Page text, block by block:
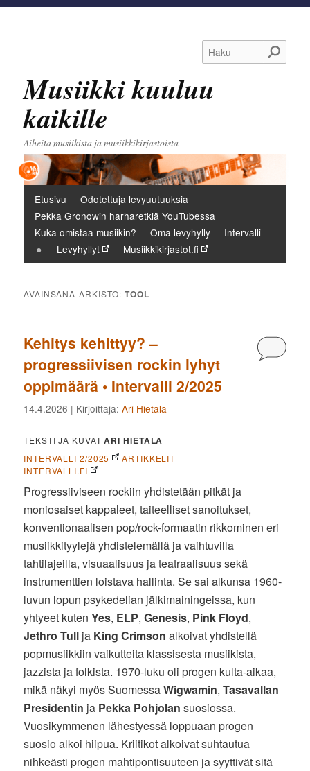
Haku
Musiikki kuuluu
kaikille
Aiheita musiikista ja musiikkikirjastoista
Päävalikko
Etusivu
Odotettuja levyuutuuksia
Pekka Gronowin harharetkiä YouTubessa
Kuka omistaa musiikin?
Oma levyhylly
Intervalli
Levyhyllyt
Musiikkikirjastot.fi
AVAINSANA-ARKISTO:TOOL
Kehitys kehittyy? –
progressiivisen rockin lyhyt
oppimäärä • Intervalli 2/2025
14.4.2026 | Kirjoittaja:Ari Hietala
TEKSTI JA KUVATARI HIETALA
INTERVALLI 2/2025
ARTIKKELIT
INTERVALLI.FI
Progressiiviseen rockiin yhdistetään pitkät ja
moniosaiset kappaleet, taiteelliset sanoitukset,
konventionaalisen pop/rock-formaatin rikkominen eri
musiikkityylejä yhdistelemällä ja vaihtuvilla
tahtilajeilla, visuaalisuus ja teatraalisuus sekä
instrumenttien loistava hallinta. Se sai alkunsa 1960-
luvun lopun psykedelian jälkimainingeissa, kun
yhtyeet kutenYes, ELP,Genesis, Pink Floyd,
Jethro Tull ja King Crimson alkoivat yhdistellä
popmusiikkiin vaikutteita klassisesta musiikista,
jazzista ja folkista. 1970-luku oli progen kulta-aikaa,
mikä näkyi myös SuomessaWigwamin,Tasavallan
Presidentin ja Pekka Pohjolan suosiossa.
Vuosikymmenen lähestyessä loppuaan progen
suosio alkoi hiipua. Kriitikot alkoivat suhtautua
nihkeästi progen mahtipontisuuteen ja syyttivät sitä